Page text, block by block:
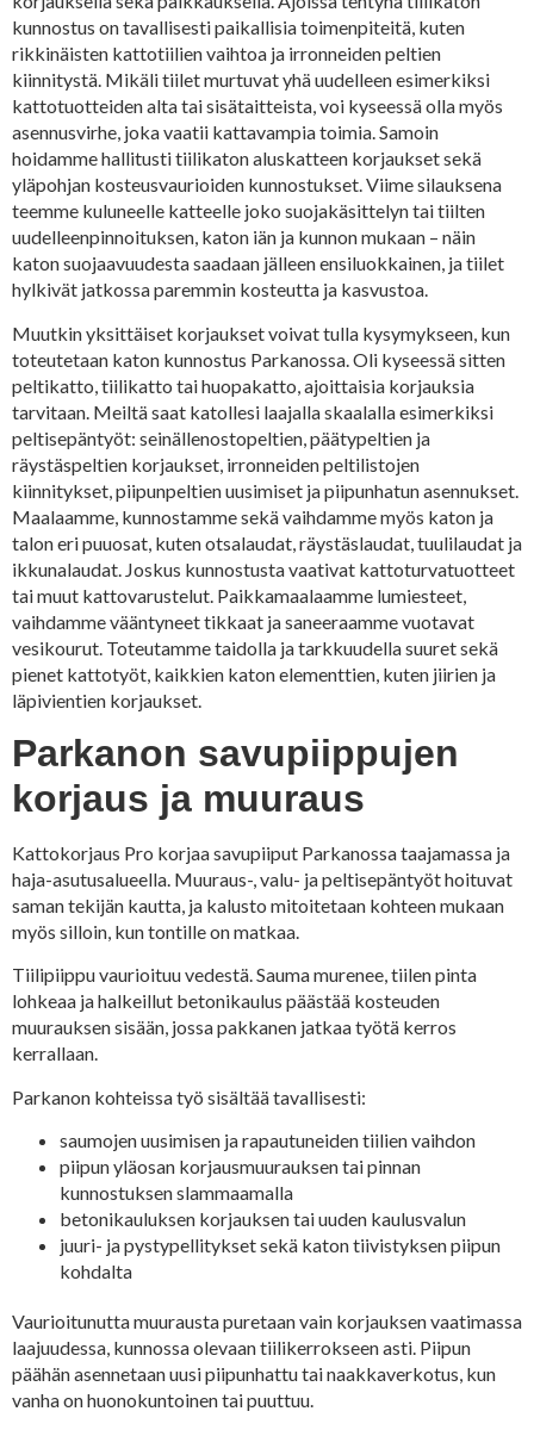
kunnostus on tavallisesti paikallisia toimenpiteitä, kuten
rikkinäisten kattotiilien vaihtoa ja irronneiden peltien
kiinnitystä. Mikäli tiilet murtuvat yhä uudelleen esimerkiksi
kattotuotteiden alta tai sisätaitteista, voi kyseessä olla myös
asennusvirhe, joka vaatii kattavampia toimia. Samoin
hoidamme hallitusti tiilikaton aluskatteen korjaukset sekä
yläpohjan kosteusvaurioiden kunnostukset. Viime silauksena
teemme kuluneelle katteelle joko suojakäsittelyn tai tiilten
uudelleenpinnoituksen, katon iän ja kunnon mukaan – näin
katon suojaavuudesta saadaan jälleen ensiluokkainen, ja tiilet
hylkivät jatkossa paremmin kosteutta ja kasvustoa.
Muutkin yksittäiset korjaukset voivat tulla kysymykseen, kun
toteutetaan katon kunnostus Parkanossa. Oli kyseessä sitten
peltikatto, tiilikatto tai huopakatto, ajoittaisia korjauksia
tarvitaan. Meiltä saat katollesi laajalla skaalalla esimerkiksi
peltisepäntyöt: seinällenostopeltien, päätypeltien ja
räystäspeltien korjaukset, irronneiden peltilistojen
kiinnitykset, piipunpeltien uusimiset ja piipunhatun asennukset.
Maalaamme, kunnostamme sekä vaihdamme myös katon ja
talon eri puuosat, kuten otsalaudat, räystäslaudat, tuulilaudat ja
ikkunalaudat. Joskus kunnostusta vaativat kattoturvatuotteet
tai muut kattovarustelut. Paikkamaalaamme lumiesteet,
vaihdamme vääntyneet tikkaat ja saneeraamme vuotavat
vesikourut. Toteutamme taidolla ja tarkkuudella suuret sekä
pienet kattotyöt, kaikkien katon elementtien, kuten jiirien ja
läpivientien korjaukset.
Parkanon savupiippujen
korjaus ja muuraus
Kattokorjaus Pro korjaa savupiiput Parkanossa taajamassa ja
haja-asutusalueella. Muuraus-, valu- ja peltisepäntyöt hoituvat
saman tekijän kautta, ja kalusto mitoitetaan kohteen mukaan
myös silloin, kun tontille on matkaa.
Tiilipiippu vaurioituu vedestä. Sauma murenee, tiilen pinta
lohkeaa ja halkeillut betonikaulus päästää kosteuden
muurauksen sisään, jossa pakkanen jatkaa työtä kerros
kerrallaan.
Parkanon kohteissa työ sisältää tavallisesti:
saumojen uusimisen ja rapautuneiden tiilien vaihdon
piipun yläosan korjausmuurauksen tai pinnan
kunnostuksen slammaamalla
betonikauluksen korjauksen tai uuden kaulusvalun
juuri- ja pystypellitykset sekä katon tiivistyksen piipun
kohdalta
Vaurioitunutta muurausta puretaan vain korjauksen vaatimassa
laajuudessa, kunnossa olevaan tiilikerrokseen asti. Piipun
päähän asennetaan uusi piipunhattu tai naakkaverkotus, kun
vanha on huonokuntoinen tai puuttuu.